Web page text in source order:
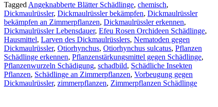
Tagged Angeknabberte Blätter Schädlinge, chemisch,
Dickmaulrüssler, Dickmaulrüssler bekämpfen, Dickmaulrüssler
bekämpfen an Zimmerpflanzen, Dickmaulrüssler erkennen,
Dickmaulrüssler Lebensdauer, Efeu Rosen Orchideen Schädlinge,
Hausmittel, Larven des Dickmaulrüsslers, Nematoden gegen
Dickmaulrüssler, Otiorhynchus, Otiorhynchus sulcatus, Pflanzen
Schädlinge erkennen, Pflanzenstärkungsmittel gegen Schädlinge,
Pflanzenwurzeln Schädigung, schadbild, Schädliche Insekten
Pflanzen, Schädlinge an Zimmerpflanzen, Vorbeugung gegen
Dickmaulrüssler, zimmerpflanzen, Zimmerpflanzen Schädlinge